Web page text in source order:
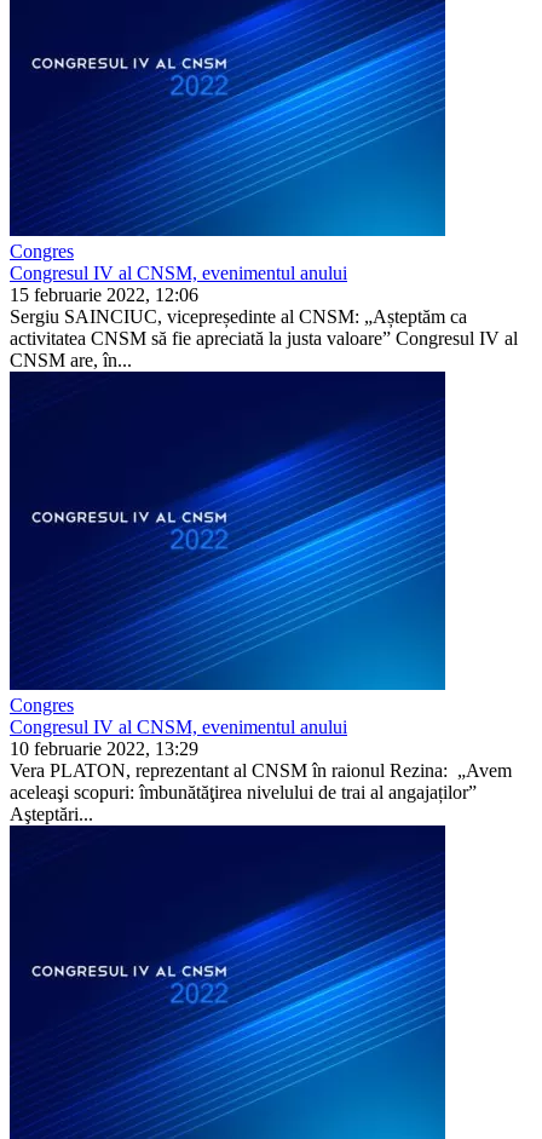
Congres
Congresul IV al CNSM, evenimentul anului
15 februarie 2022, 12:06
Sergiu SAINCIUC, vicepreședinte al CNSM: „Așteptăm ca
activitatea CNSM să fie apreciată la justa valoare” Congresul IV al
CNSM are, în...
Congres
Congresul IV al CNSM, evenimentul anului
10 februarie 2022, 13:29
Vera PLATON, reprezentant al CNSM în raionul Rezina: „Avem
aceleaşi scopuri: îmbunătăţirea nivelului de trai al angajaților”
Aşteptări...